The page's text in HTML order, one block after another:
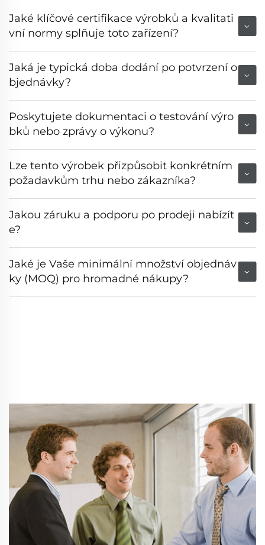
Jaké klíčové certifikace výrobků a kvalitati
vní normy splňuje toto zařízení?
Jaká je typická doba dodání po potvrzení o
bjednávky?
Poskytujete dokumentaci o testování výro
bků nebo zprávy o výkonu?
Lze tento výrobek přizpůsobit konkrétním
požadavkům trhu nebo zákazníka?
Jakou záruku a podporu po prodeji nabízít
e?
Jaké je Vaše minimální množství objednáv
ky (MOQ) pro hromadné nákupy?